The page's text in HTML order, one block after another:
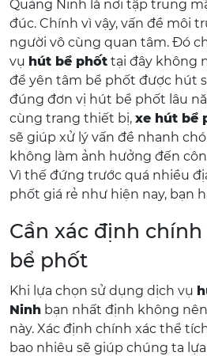
Quảng Ninh là nơi tập trung
đúc. Chính vì vậy, vấn đề môi
người vô cùng quan tâm. Đó
vụ hút bể phốt tại đây không
để yên tâm bể phốt được hút
đúng đơn vị hút bể phốt lâu
cùng trang thiết bị, xe hút bể
sẽ giúp xử lý vấn đề nhanh
không làm ảnh hưởng đến
Vì thế đứng trước quá nhiều
phốt giá rẻ như hiện nay, bạn
Cần xác định
bể phốt
Khi lựa chọn sử dụng dịch vụ
Ninh bạn nhất định không
này. Xác định chính xác thể
bao nhiêu sẽ giúp chúng ta